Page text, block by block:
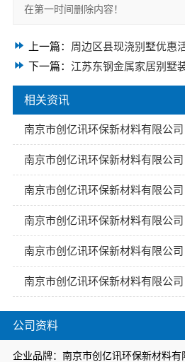
公司资料
企业品牌：南京市创亿讯环保新材料有
在第一时间删除内容！
上一篇： 周边区县现浇别墅优惠活动环保
下一篇： 江苏东钢金属家居别墅装饰
相关资讯